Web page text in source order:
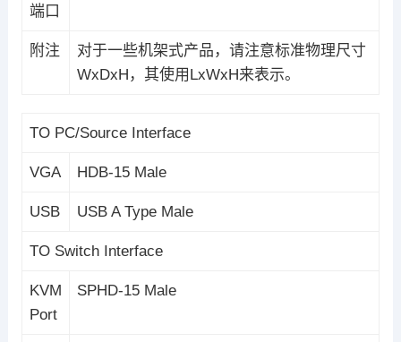
端口
附注
对于一些机架式产品，请注意标准物理尺寸
WxDxH，其使用LxWxH来表示。
TO PC/Source Interface
VGA HDB-15 Male
USB USB A Type Male
TO Switch Interface
KVM
Port
SPHD-15 Male